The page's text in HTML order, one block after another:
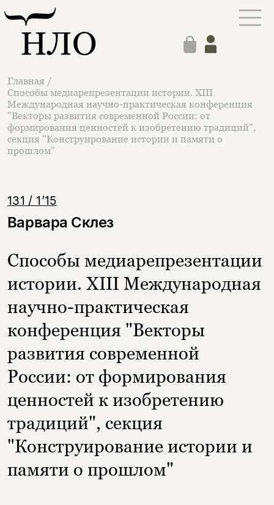
Главная /
Способы медиарепрезентации истории. XIII
Международная научно-практическая конференция
"Векторы развития современной России: от
формирования ценностей к изобретению традиций",
секция "Конструирование истории и памяти о
прошлом"
131 / 1’15
Варвара Склез
Способы медиарепрезентации
истории. XIII Международная
научно-практическая
конференция "Векторы
развития современной
России: от формирования
ценностей к изобретению
традиций", секция
"Конструирование истории и
памяти о прошлом"